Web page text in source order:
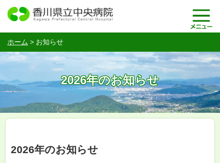
ホーム > お知らせ
2026年のお知らせ
2026年のお知らせ